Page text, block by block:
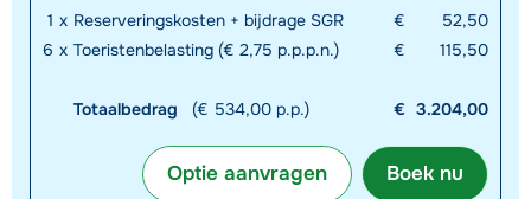
1 x Reserveringskosten + bijdrage SGR €
52,50
6 x Toeristenbelasting (€ 2,75 p.p.p.n.) € 115,50
Totaalbedrag (€ 534,00 p.p.) € 3.204,00
Boek nu
Optie aanvragen